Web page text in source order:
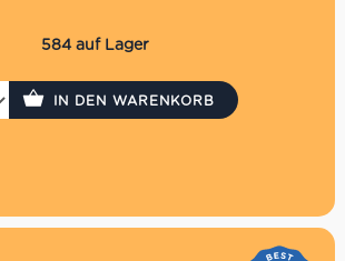
eines evtl. Restbetrages ist nicht
wird per Einschreiben versendet. Es
in Höhe von 3,30€ an.
584 auf Lager
IN DEN WARENKORB